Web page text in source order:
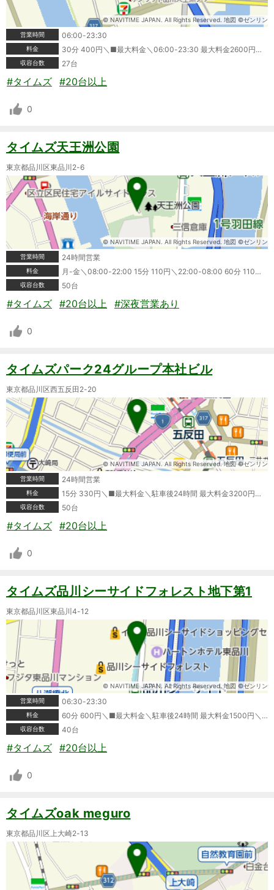
© NAVITIME JAPAN. All Rights Reserved. 地図 ©ゼンリン
営業時間
06:00-23:30
料金 30分 400円＼■最大料金＼06:00-23:30 最大料金2600円＼領収書発行:可＼ポイントカード利用可＼クレジットカード利用可＼タイムズビジネスカード利用可＼＼※情報が変更されている場合もありますので、ご利用の際は必ず現地の表記をご確認ください。
収容台数 27台
#タイムズ #20台以上
0
タイムズ天王洲公園
東京都品川区東品川2-6
© NAVITIME JAPAN. All Rights Reserved. 地図 ©ゼンリン
営業時間
24時間営業
料金 月-金＼08:00-22:00 15分 110円＼22:00-08:00 60分 110円＼土・日・祝＼08:00-22:00 15分 110円＼22:00-08:00 60分 110円＼■最大料金＼月-金＼当日1日最大料金2400円(24時迄＼領収書発行:可＼ポイントカード利用可＼クレジットカード利用可＼タイムズビジネスカード利用可＼＼※情報が変更されている場合もありますので、ご利用の際は必ず現地の表記をご確認ください。
収容台数 50台
#タイムズ #20台以上 #深夜営業あり
0
タイムズパーク24グループ本社ビル
東京都品川区西五反田2-20
© NAVITIME JAPAN. All Rights Reserved. 地図 ©ゼンリン
営業時間
24時間営業
料金 15分 330円＼■最大料金＼駐車後24時間 最大料金3200円＼ポイントカード利用可＼クレジットカード利用可＼タイムズビジネスカード利用可＼＼※情報が変更されている場合もありますので、ご利用の際は必ず現地の表記をご確認ください。
収容台数 50台
#タイムズ #20台以上
0
タイムズ品川シーサイドフォレスト地下第1
東京都品川区東品川4-12
© NAVITIME JAPAN. All Rights Reserved. 地図 ©ゼンリン
営業時間
06:30-23:30
料金 60分 600円＼■最大料金＼駐車後24時間 最大料金1500円＼領収書発行:可＼＼※情報が変更されている場合もありますので、ご利用の際は必ず現地の表記をご確認ください。
収容台数 40台
#タイムズ #20台以上
0
タイムズoak meguro
東京都品川区上大崎2-13